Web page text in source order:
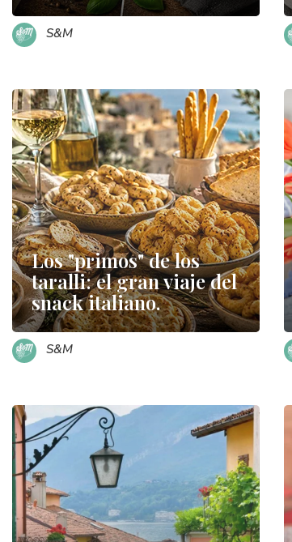
S&M
Los "primos" de los
taralli: el gran viaje del
snack italiano.
S&M